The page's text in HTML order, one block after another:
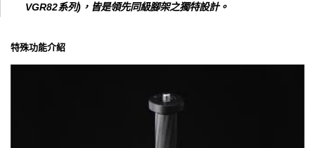
VGR82系列)，皆是領先同級腳架之獨特設計。
特殊功能介紹